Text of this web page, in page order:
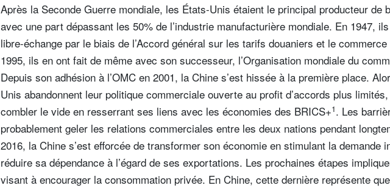
Après la Seconde Guerre mondiale, les États-Unis étaient le principal producteur de
avec une part dépassant les 50% de l’industrie manufacturière mondiale. En 1947,
libre-échange par le biais de l’Accord général sur les tarifs douaniers et le
1995, ils en ont fait de même avec son successeur, l’Organisation mondiale du
Depuis son adhésion à l’OMC en 2001, la Chine s’est hissée à la première place.
Unis abandonnent leur politique commerciale ouverte au profit d’accords plus
combler le vide en resserrant ses liens avec les économies des BRICS+1. Les
probablement geler les relations commerciales entre les deux nations pendant
2016, la Chine s’est efforcée de transformer son économie en stimulant la demande
réduire sa dépendance à l’égard de ses exportations. Les prochaines étapes
visant à encourager la consommation privée. En Chine, cette dernière représente